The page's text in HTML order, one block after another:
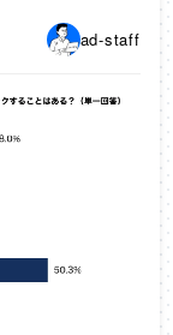
ad-staff